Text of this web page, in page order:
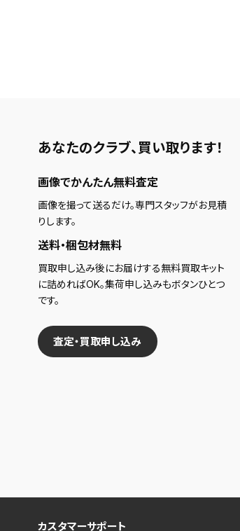
あなたのクラブ、 買い取ります！
画像でかんたん無料査定
画像を撮って送るだけ。専門スタッフがお見積
りします。
送料・梱包材無料
買取申し込み後にお届けする無料買取キット
に詰めればOK。集荷申し込みもボタンひとつ
です。
査定・買取申し込み
カスタマーサポート